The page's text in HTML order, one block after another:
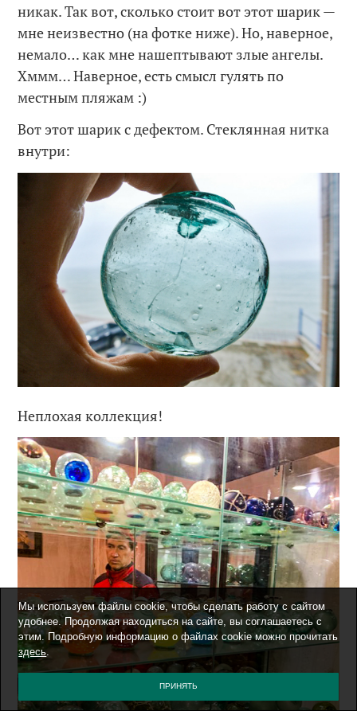
никак. Так вот, сколько стоит вот этот шарик —
мне неизвестно (на фотке ниже). Но, наверное,
немало… как мне нашептывают злые ангелы.
Хммм… Наверное, есть смысл гулять по
местным пляжам :)
Вот этот шарик с дефектом. Стеклянная нитка
внутри:
Неплохая коллекция!
Мы используем файлы cookie, чтобы сделать работу с сайтом
удобнее. Продолжая находиться на сайте, вы соглашаетесь с
этим. Подробную информацию о файлах cookie можно прочитать
здесь.
ПРИНЯТЬ